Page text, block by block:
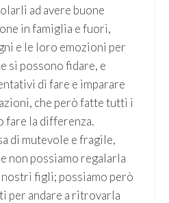
ad avere buone
in famiglia e fuori,
e le loro emozioni per
si possono fidare, e
di fare e imparare
che però fatte tutti i
fare la differenza.
di mutevole e fragile,
non possiamo regalarla
figli; possiamo però
per andare a ritrovarla